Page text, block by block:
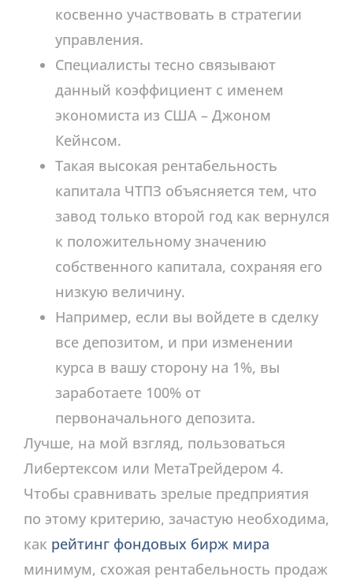
косвенно участвовать в стратегии
управления.
Специалисты тесно связывают
данный коэффициент с именем
экономиста из США – Джоном
Кейнсом.
Такая высокая рентабельность
капитала ЧТПЗ объясняется тем, что
завод только второй год как вернулся
к положительному значению
собственного капитала, сохраняя его
низкую величину.
Например, если вы войдете в сделку
все депозитом, и при изменении
курса в вашу сторону на 1%, вы
заработаете 100% от
первоначального депозита.
Лучше, на мой взгляд, пользоваться
Либертексом или МетаТрейдером 4.
Чтобы сравнивать зрелые предприятия
по этому критерию, зачастую необходима,
как рейтинг фондовых бирж мира
минимум, схожая рентабельность продаж